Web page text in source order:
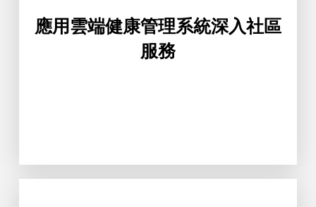
應用雲端健康管理系統深入社區
服務